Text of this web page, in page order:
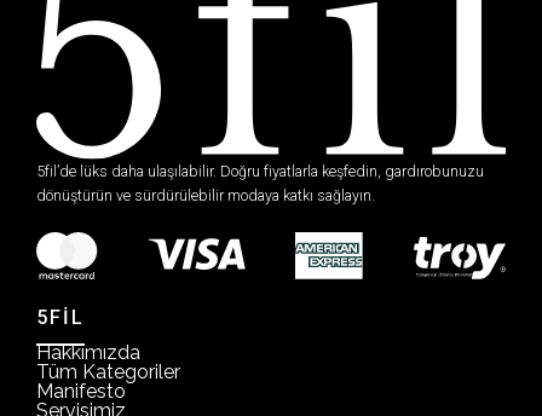
5fil’de lüks daha ulaşılabilir. Doğru fiyatlarla keşfedin, gardırobunuzu
dönüştürün ve sürdürülebilir modaya katkı sağlayın.
5FİL
Hakkımızda
Tüm Kategoriler
Manifesto
Servisimiz